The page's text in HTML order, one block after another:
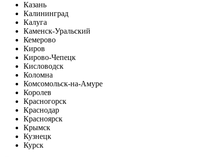
Казань
Калининград
Калуга
Каменск-Уральский
Кемерово
Киров
Кирово-Чепецк
Кисловодск
Коломна
Комсомольск-на-Амуре
Королев
Красногорск
Краснодар
Красноярск
Крымск
Кузнецк
Курск